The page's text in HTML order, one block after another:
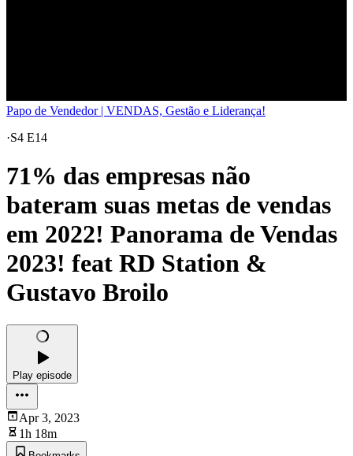
Papo de Vendedor | VENDAS, Gestão e Liderança!
·S4 E14
71% das empresas não
bateram suas metas de vendas
em 2022! Panorama de Vendas
2023! feat RD Station &
Gustavo Broilo
Play episode
Apr 3, 2023
1h 18m